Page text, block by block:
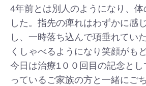
4年前とは別人のようになり、体
した。指先の痺れはわずかに感
し、一時落ち込んで項垂れてい
くしゃべるようになり笑顔がも
今日は治療1００回目の記念と
っているご家族の方と一緒にご